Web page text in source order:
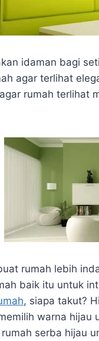
idaman bagi
agar terlihat
rumah terlihat
rumah lebih
baik itu untuk
, siapa takut?
warna hijau
serba hijau